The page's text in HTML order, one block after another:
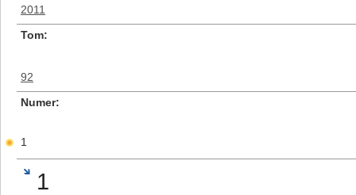
2011
Tom
92
Numer
1
1